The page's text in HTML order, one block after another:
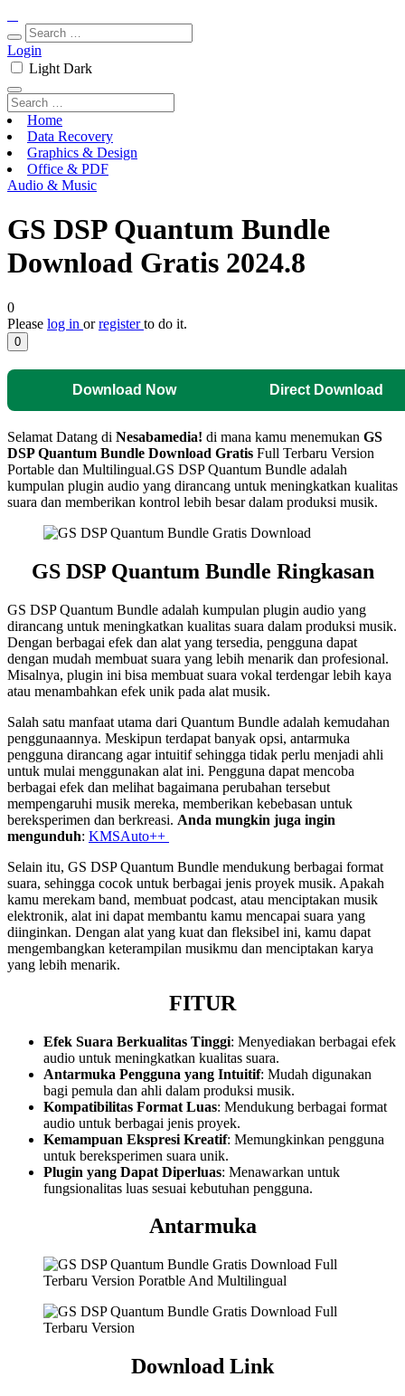
Login
Light Dark
Home
Data Recovery
Graphics & Design
Office & PDF
Audio & Music
GS DSP Quantum Bundle
Download Gratis 2024.8
0
Please log in orregisterto do it.
0
Download Now Direct Download
Selamat Datang di Nesabamedia! di mana kamu menemukan GS
DSP Quantum Bundle Download Gratis Full Terbaru Version
Portable dan Multilingual.GS DSP Quantum Bundle adalah
kumpulan plugin audio yang dirancang untuk meningkatkan kualitas
suara dan memberikan kontrol lebih besar dalam produksi musik.
GS DSP Quantum Bundle Ringkasan
GS DSP Quantum Bundle adalah kumpulan plugin audio yang
dirancang untuk meningkatkan kualitas suara dalam produksi musik.
Dengan berbagai efek dan alat yang tersedia, pengguna dapat
dengan mudah membuat suara yang lebih menarik dan profesional.
Misalnya, plugin ini bisa membuat suara vokal terdengar lebih kaya
atau menambahkan efek unik pada alat musik.
Salah satu manfaat utama dari Quantum Bundle adalah kemudahan
penggunaannya. Meskipun terdapat banyak opsi, antarmuka
pengguna dirancang agar intuitif sehingga tidak perlu menjadi ahli
untuk mulai menggunakan alat ini. Pengguna dapat mencoba
berbagai efek dan melihat bagaimana perubahan tersebut
mempengaruhi musik mereka, memberikan kebebasan untuk
bereksperimen dan berkreasi. Anda mungkin juga ingin
mengunduh: KMSAuto++
Selain itu, GS DSP Quantum Bundle mendukung berbagai format
suara, sehingga cocok untuk berbagai jenis proyek musik. Apakah
kamu merekam band, membuat podcast, atau menciptakan musik
elektronik, alat ini dapat membantu kamu mencapai suara yang
diinginkan. Dengan alat yang kuat dan fleksibel ini, kamu dapat
mengembangkan keterampilan musikmu dan menciptakan karya
yang lebih menarik.
FITUR
Efek Suara Berkualitas Tinggi: Menyediakan berbagai efek
audio untuk meningkatkan kualitas suara.
Antarmuka Pengguna yang Intuitif: Mudah digunakan
bagi pemula dan ahli dalam produksi musik.
Kompatibilitas Format Luas: Mendukung berbagai format
audio untuk berbagai jenis proyek.
Kemampuan Ekspresi Kreatif: Memungkinkan pengguna
untuk bereksperimen suara unik.
Plugin yang Dapat Diperluas: Menawarkan untuk
fungsionalitas luas sesuai kebutuhan pengguna.
Antarmuka
Download Link